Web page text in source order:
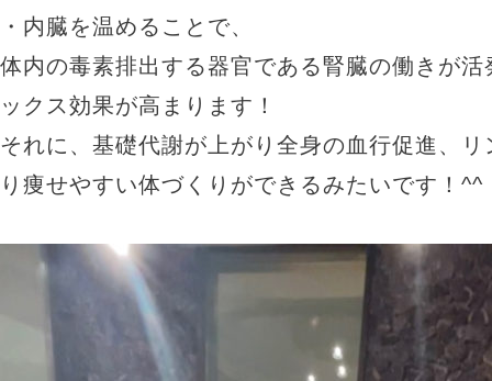
・内臓を温めることで、
体内の毒素排出する器官である腎臓の働きが
ックス効果が高まります！
それに、基礎代謝が上がり全身の血行促進、
り痩せやすい体づくりができるみたいです！^^